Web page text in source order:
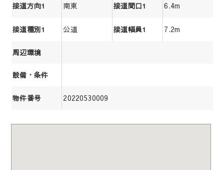
接道方向1 南東 接道間口1 6.4m
接道種別1 公道 接道幅員1 7.2m
周辺環境
設備・条件
物件番号 20220530009